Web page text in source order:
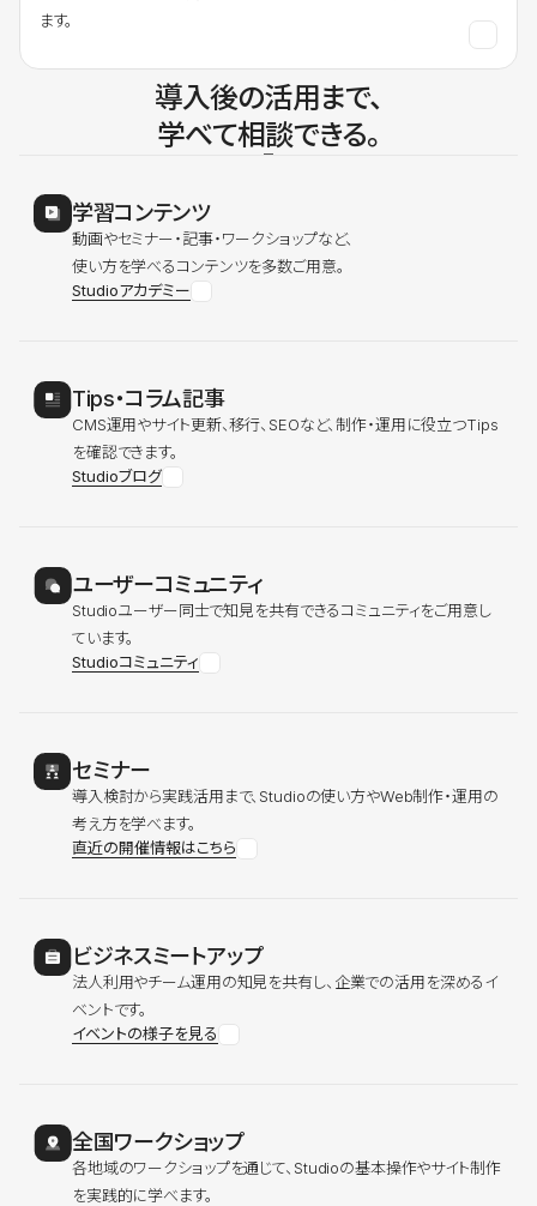
ます。
導入後の活用まで、
学べて相談できる。
学習コンテンツ
動画やセミナー・記事・ワークショップなど、
使い方を学べるコンテンツを多数ご用意。
Studioアカデミー
Tips・コラム記事
CMS運用やサイト更新、移行、SEOなど、制作・運用に役立つTips
を確認できます。
Studioブログ
ユーザーコミュニティ
Studioユーザー同士で知見を共有できるコミュニティをご用意し
ています。
Studioコミュニティ
セミナー
導入検討から実践活用まで、Studioの使い方やWeb制作・運用の
考え方を学べます。
直近の開催情報はこちら
ビジネスミートアップ
法人利用やチーム運用の知見を共有し、企業での活用を深めるイ
ベントです。
イベントの様子を見る
全国ワークショップ
各地域のワークショップを通じて、Studioの基本操作やサイト制作
を実践的に学べます。